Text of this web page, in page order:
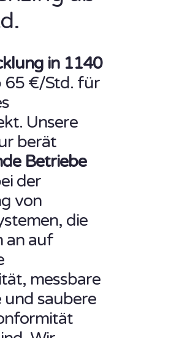
in 1140
65 €/Std. für
Unsere
berät
Betriebe
der
von
die
an auf
messbare
und saubere